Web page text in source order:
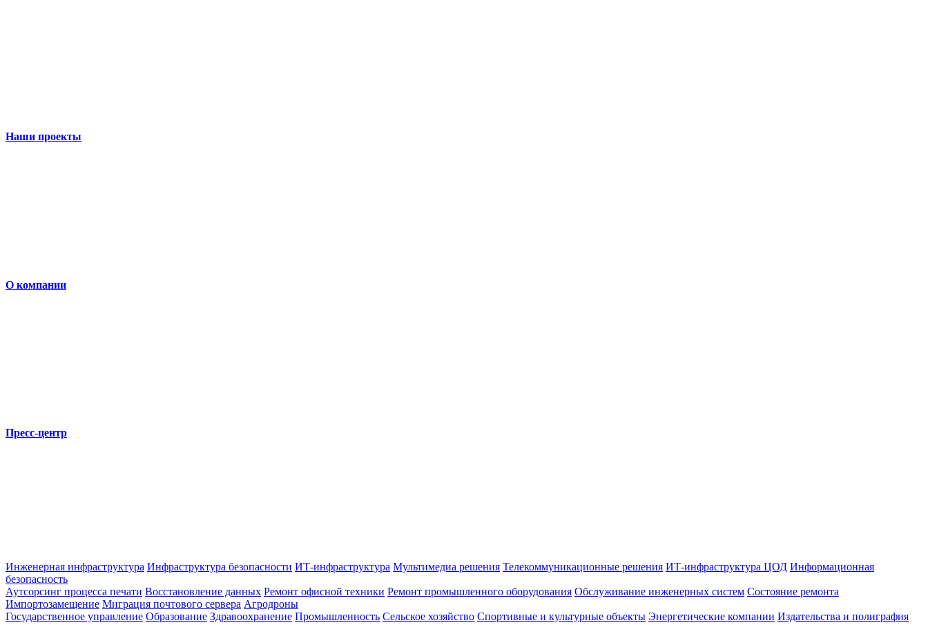
Наши проекты
О компании
Пресс-центр
Инженерная инфраструктура Инфраструктура безопасности ИТ-инфраструктура Мультимедиа решения Телекоммуникационные решения ИТ-инфраструктура ЦОД Информационная
безопасность
Аутсорсинг процесса печати Восстановление данных Ремонт офисной техники Ремонт промышленного оборудования Обслуживание инженерных систем Состояние ремонта
Импортозамещение Миграция почтового сервера Агродроны
Государственное управление Образование Здравоохранение Промышленность Сельское хозяйство Спортивные и культурные объекты Энергетические компании Издательства и полиграфия